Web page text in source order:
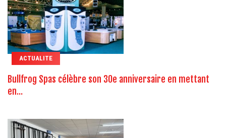
ACTUALITE
Bullfrog Spas célèbre son 30e anniversaire en mettant
en...